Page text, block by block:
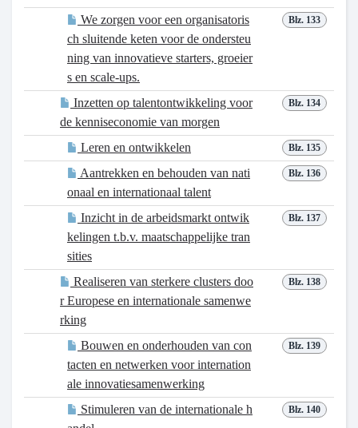
Blz. 133
We zorgen voor een organisatoris
ch sluitende keten voor de ondersteu
ning van innovatieve starters, groeier
s en scale-ups.
Blz. 134
Inzetten op talentontwikkeling voor
de kenniseconomie van morgen
Blz. 135
Leren en ontwikkelen
Blz. 136
Aantrekken en behouden van nati
onaal en internationaal talent
Blz. 137
Inzicht in de arbeidsmarkt ontwik
kelingen t.b.v. maatschappelijke tran
sities
Blz. 138
Realiseren van sterkere clusters doo
r Europese en internationale samenwe
rking
Blz. 139
Bouwen en onderhouden van con
tacten en netwerken voor internation
ale innovatiesamenwerking
Blz. 140
Stimuleren van de internationale h